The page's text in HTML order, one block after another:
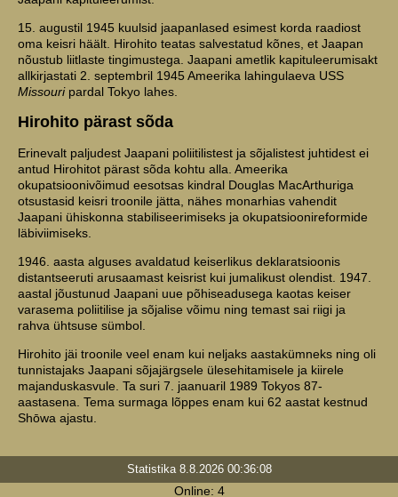
15. augustil 1945 kuulsid jaapanlased esimest korda raadiost
oma keisri häält. Hirohito teatas salvestatud kõnes, et Jaapan
nõustub liitlaste tingimustega. Jaapani ametlik kapituleerumisakt
allkirjastati 2. septembril 1945 Ameerika lahingulaeva USS
Missouripardal Tokyo lahes.
Hirohito pärast sõda
Erinevalt paljudest Jaapani poliitilistest ja sõjalistest juhtidest ei
antud Hirohitot pärast sõda kohtu alla. Ameerika
okupatsioonivõimud eesotsas kindral Douglas MacArthuriga
otsustasid keisri troonile jätta, nähes monarhias vahendit
Jaapani ühiskonna stabiliseerimiseks ja okupatsioonireformide
läbiviimiseks.
1946. aasta alguses avaldatud keiserlikus deklaratsioonis
distantseeruti arusaamast keisrist kui jumalikust olendist. 1947.
aastal jõustunud Jaapani uue põhiseadusega kaotas keiser
varasema poliitilise ja sõjalise võimu ning temast sai riigi ja
rahva ühtsuse sümbol.
Hirohito jäi troonile veel enam kui neljaks aastakümneks ning oli
tunnistajaks Jaapani sõjajärgsele ülesehitamisele ja kiirele
majanduskasvule. Ta suri 7. jaanuaril 1989 Tokyos 87-
aastasena. Tema surmaga lõppes enam kui 62 aastat kestnud
Shōwa ajastu.
Statistika 8.8.2026 00:36:08
Online: 4